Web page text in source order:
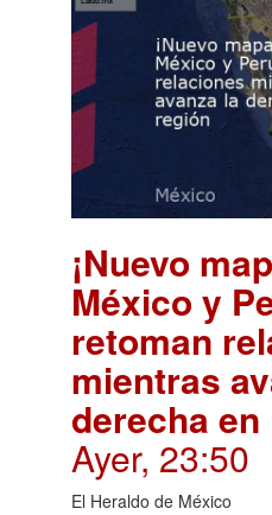
¡Nuevo
México y
retoman
mientras
derecha
Ayer, 23:50
El Heraldo de México